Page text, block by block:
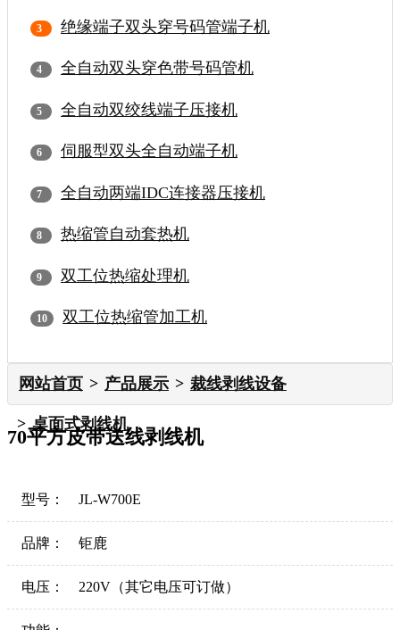
绝缘端子双头穿号码管端子机
全自动双头穿色带号码管机
全自动双绞线端子压接机
伺服型双头全自动端子机
全自动两端IDC连接器压接机
热缩管自动套热机
双工位热缩处理机
双工位热缩管加工机
网站首页 产品展示 裁线剥线设备
桌面式剥线机
70平方皮带送线剥线机
型号： JL-W700E
品牌： 钜鹿
电压： 220V（其它电压可订做）